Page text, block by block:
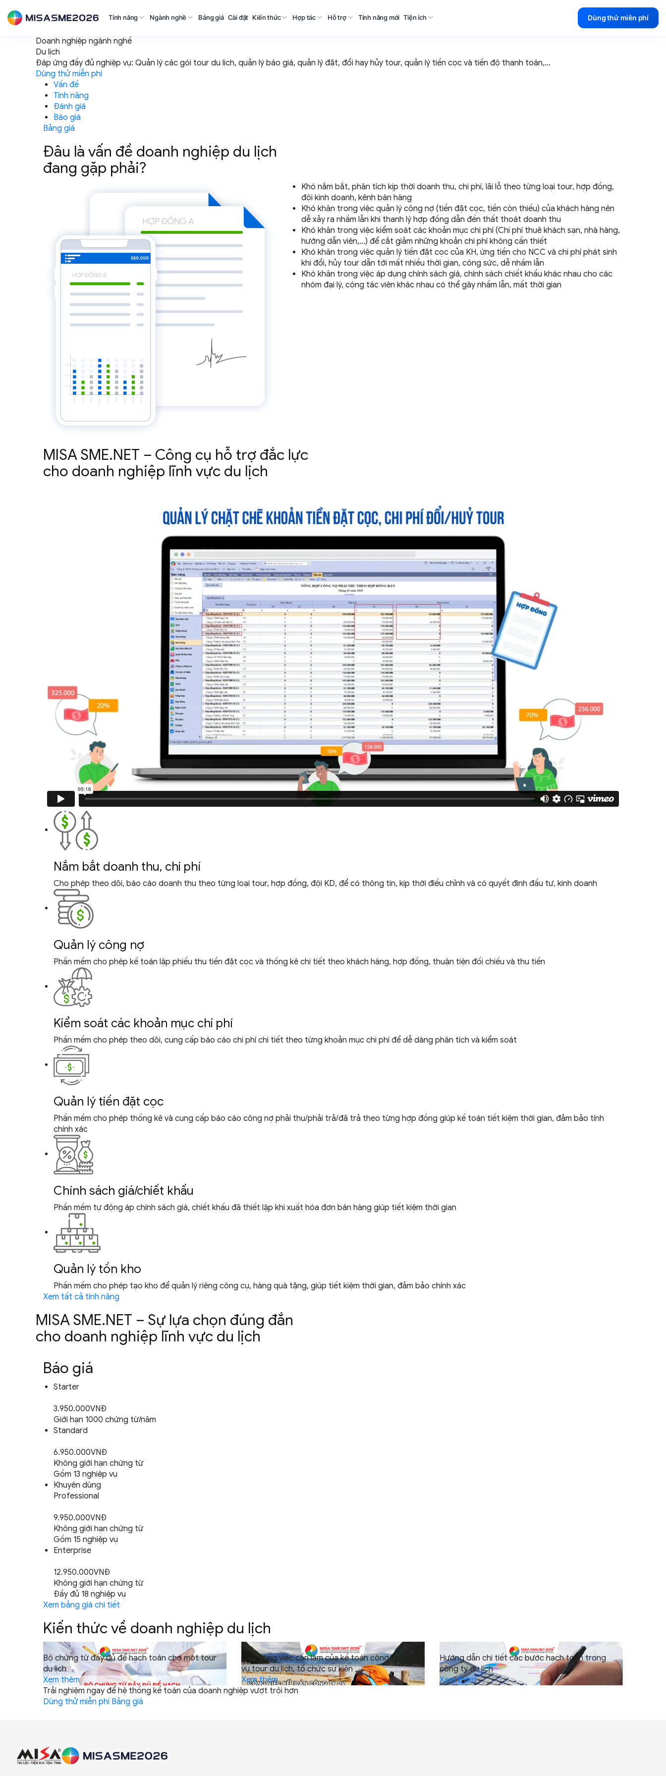
Tính năng Ngành nghề Bảng giá Cài đặt Kiến thức Hợp tác Hỗ trợ Tính năng mới Tiện ích Dùng thử miễn phí
Doanh nghiệp ngành nghề
Du lịch
Đáp ứng đầy đủ nghiệp vụ: Quản lý các gói tour du lịch, quản lý báo giá, quản lý đặt, đổi hay hủy tour, quản lý tiền cọc và tiến độ thanh toán,…
Dùng thử miễn phí
Vấn đề
Tính năng
Đánh giá
Báo giá
Bảng giá
Đâu là vấn đề doanh nghiệp du lịch
đang gặp phải?
Khó nắm bắt, phân tích kịp thời doanh thu, chi phí, lãi lỗ theo từng loại tour, hợp đồng,
đội kinh doanh, kênh bán hàng
Khó khăn trong việc quản lý công nợ (tiền đặt cọc, tiền còn thiếu) của khách hàng nên
dễ xảy ra nhầm lẫn khi thanh lý hợp đồng dẫn đến thất thoát doanh thu
Khó khăn trong việc kiểm soát các khoản mục chi phí (Chi phí thuê khách sạn, nhà hàng,
hướng dẫn viên,…) để cắt giảm những khoản chi phí không cần thiết
Khó khăn trong việc quản lý tiền đặt cọc của KH, ứng tiền cho NCC và chi phí phát sinh
khi đổi, hủy tour dẫn tới mất nhiều thời gian, công sức, dễ nhầm lẫn
Khó khăn trong việc áp dụng chính sách giá, chính sách chiết khấu khác nhau cho các
nhóm đại lý, cộng tác viên khác nhau có thể gây nhầm lẫn, mất thời gian
MISA SME.NET – Công cụ hỗ trợ đắc lực
cho doanh nghiệp lĩnh vực du lịch
Nắm bắt doanh thu, chi phí
Cho phép theo dõi, báo cáo doanh thu theo từng loại tour, hợp đồng, đội KD, để có thông tin, kịp thời điều chỉnh và có quyết định đầu tư, kinh doanh
Quản lý công nợ
Phần mềm cho phép kế toán lập phiếu thu tiền đặt cọc và thống kê chi tiết theo khách hàng, hợp đồng, thuận tiện đối chiếu và thu tiền
Kiểm soát các khoản mục chi phí
Phần mềm cho phép theo dõi, cung cấp báo cáo chi phí chi tiết theo từng khoản mục chi phí để dễ dàng phân tích và kiểm soát
Quản lý tiền đặt cọc
Phần mềm cho phép thống kê và cung cấp báo cáo công nợ phải thu/phải trả/đã trả theo từng hợp đồng giúp kế toán tiết kiệm thời gian, đảm bảo tính
chính xác
Chính sách giá/chiết khấu
Phần mềm tự động áp chính sách giá, chiết khấu đã thiết lập khi xuất hóa đơn bán hàng giúp tiết kiệm thời gian
Quản lý tồn kho
Phần mềm cho phép tạo kho để quản lý riêng công cụ, hàng quà tặng, giúp tiết kiệm thời gian, đảm bảo chính xác
Xem tất cả tính năng
MISA SME.NET – Sự lựa chọn đúng đắn
cho doanh nghiệp lĩnh vực du lịch
Báo giá
Starter
3.950.000VNĐ
Giới hạn 1000 chứng từ/năm
Standard
6.950.000VNĐ
Không giới hạn chứng từ
Gồm 13 nghiệp vụ
Khuyên dùng
Professional
9.950.000VNĐ
Không giới hạn chứng từ
Gồm 15 nghiệp vụ
Enterprise
12.950.000VNĐ
Không giới hạn chứng từ
Đầy đủ 18 nghiệp vụ
Xem bảng giá chi tiết
Kiến thức về doanh nghiệp du lịch
Bộ chứng từ đầy đủ để hạch toán cho một tour
du lịch
Xem thêm
Các công việc cần làm của kế toán công ty dịch
vụ tour du lịch, tổ chứcsự kiện
Xem thêm
Hướng dẫn chi tiết các bước hạch toán trong
công tydu lịch
Xem thêm
Trải nghiệm ngay để hệ thống kế toán của doanh nghiệp vượt trội hơn
Dùng thử miễn phí Bảng giá